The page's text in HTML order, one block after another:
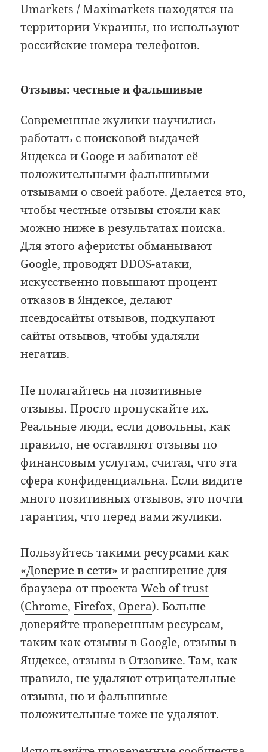
Umarkets / Maximarkets находятся на
территории Украины, ноиспользуют
российские номера телефонов.
Отзывы: честные и фальшивые
Современные жулики научились
работать с поисковой выдачей
Яндекса и Googe и забивают её
положительными фальшивыми
отзывами о своей работе. Делается это,
чтобы честные отзывы стояли как
можно ниже в результатах поиска.
Для этого аферисты обманывают
Google, проводятDDOS-атаки,
искусственноповышают процент
отказов в Яндексе, делают
псевдосайты отзывов, подкупают
сайты отзывов, чтобы удаляли
негатив.
Не полагайтесь на позитивные
отзывы. Просто пропускайте их.
Реальные люди, если довольны, как
правило, не оставляют отзывы по
финансовым услугам, считая, что эта
сфера конфиденциальна. Если видите
много позитивных отзывов, это почти
гарантия, что перед вами жулики.
Пользуйтесь такими ресурсами как
«Доверие в сети» и расширение для
браузера от проектаWeb of trust
(Chrome,Firefox, Opera). Больше
доверяйте проверенным ресурсам,
таким как отзывы в Google, отзывы в
Яндексе, отзывы в Отзовике. Там, как
правило, не удаляют отрицательные
отзывы, но и фальшивые
положительные тоже не удаляют.